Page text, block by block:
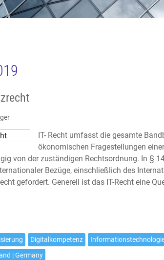
IT- Recht umfasst die gesamte
ökonomischen Fragestellungen
von der zuständigen Rechtsordnung. In §
Bezüge, einschließlich des
gefordert. Generell ist das IT-Recht eine
Digitalkompetenz
| Germany